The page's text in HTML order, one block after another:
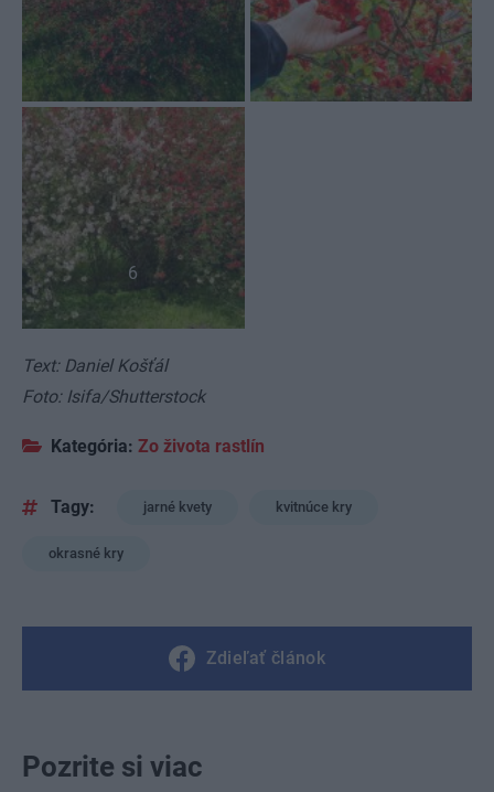
6
Text: Daniel Košťál
Foto: Isifa/Shutterstock
Kategória: Zo života rastlín
Tagy: jarné kvety kvitnúce kry
okrasné kry
Zdieľať článok
Pozrite si viac